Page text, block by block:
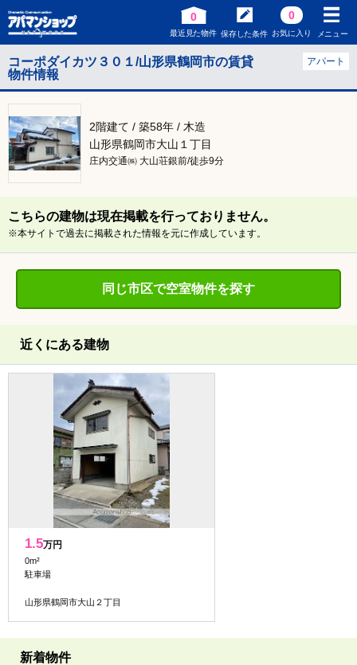
0
最近見た物件 保存した条件
0
お気に入り メニュー
コーポダイカツ３０１/山形県鶴岡市の賃貸
物件情報
アパート
2階建て / 築58年 / 木造
山形県鶴岡市大山１丁目
庄内交通㈱ 大山荘銀前/徒歩9分
こちらの建物は現在掲載を行っておりません。
※本サイトで過去に掲載された情報を元に作成しています。
同じ市区で空室物件を探す
近くにある建物
1.5万円
0m²
駐車場
山形県鶴岡市大山２丁目
新着物件